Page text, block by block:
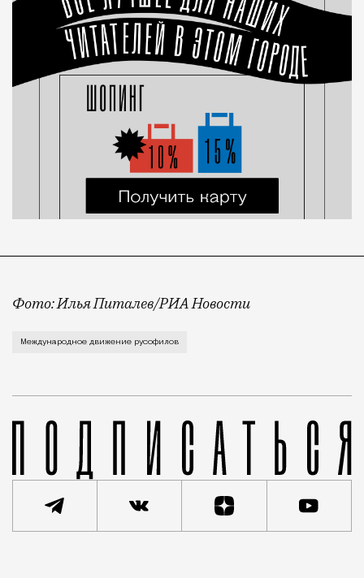
Фото: Илья Питалев/РИА Новости
Заявляется, что Международное движение
Международное движение русофилов